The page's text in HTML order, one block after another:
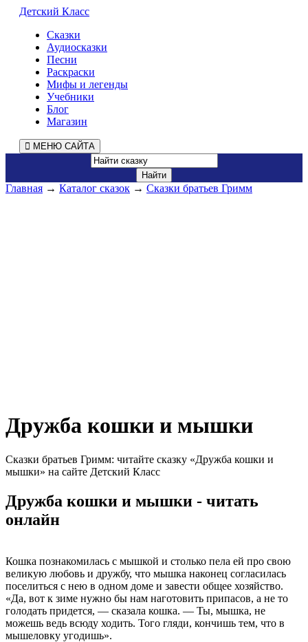
Детский Класс
Сказки
Аудиосказки
Песни
Раскраски
Мифы и легенды
Учебники
Блог
Магазин
МЕНЮ САЙТА
Главная → Каталог сказок → Сказки братьев Гримм
Дружба кошки и мышки
Сказки братьев Гримм: читайте сказку «Дружба кошки и
мышки» на сайте Детский Класс
Дружба кошки и мышки - читать
онлайн
Кошка познакомилась с мышкой и столько пела ей про свою
великую любовь и дружбу, что мышка наконец согласилась
поселиться с нею в одном доме и завести общее хозяйство.
«Да, вот к зиме нужно бы нам наготовить припасов, а не то
голодать придется, — сказала кошка. — Ты, мышка, не
можешь ведь всюду ходить. Того гляди, кончишь тем, что в
мышеловку угодишь».